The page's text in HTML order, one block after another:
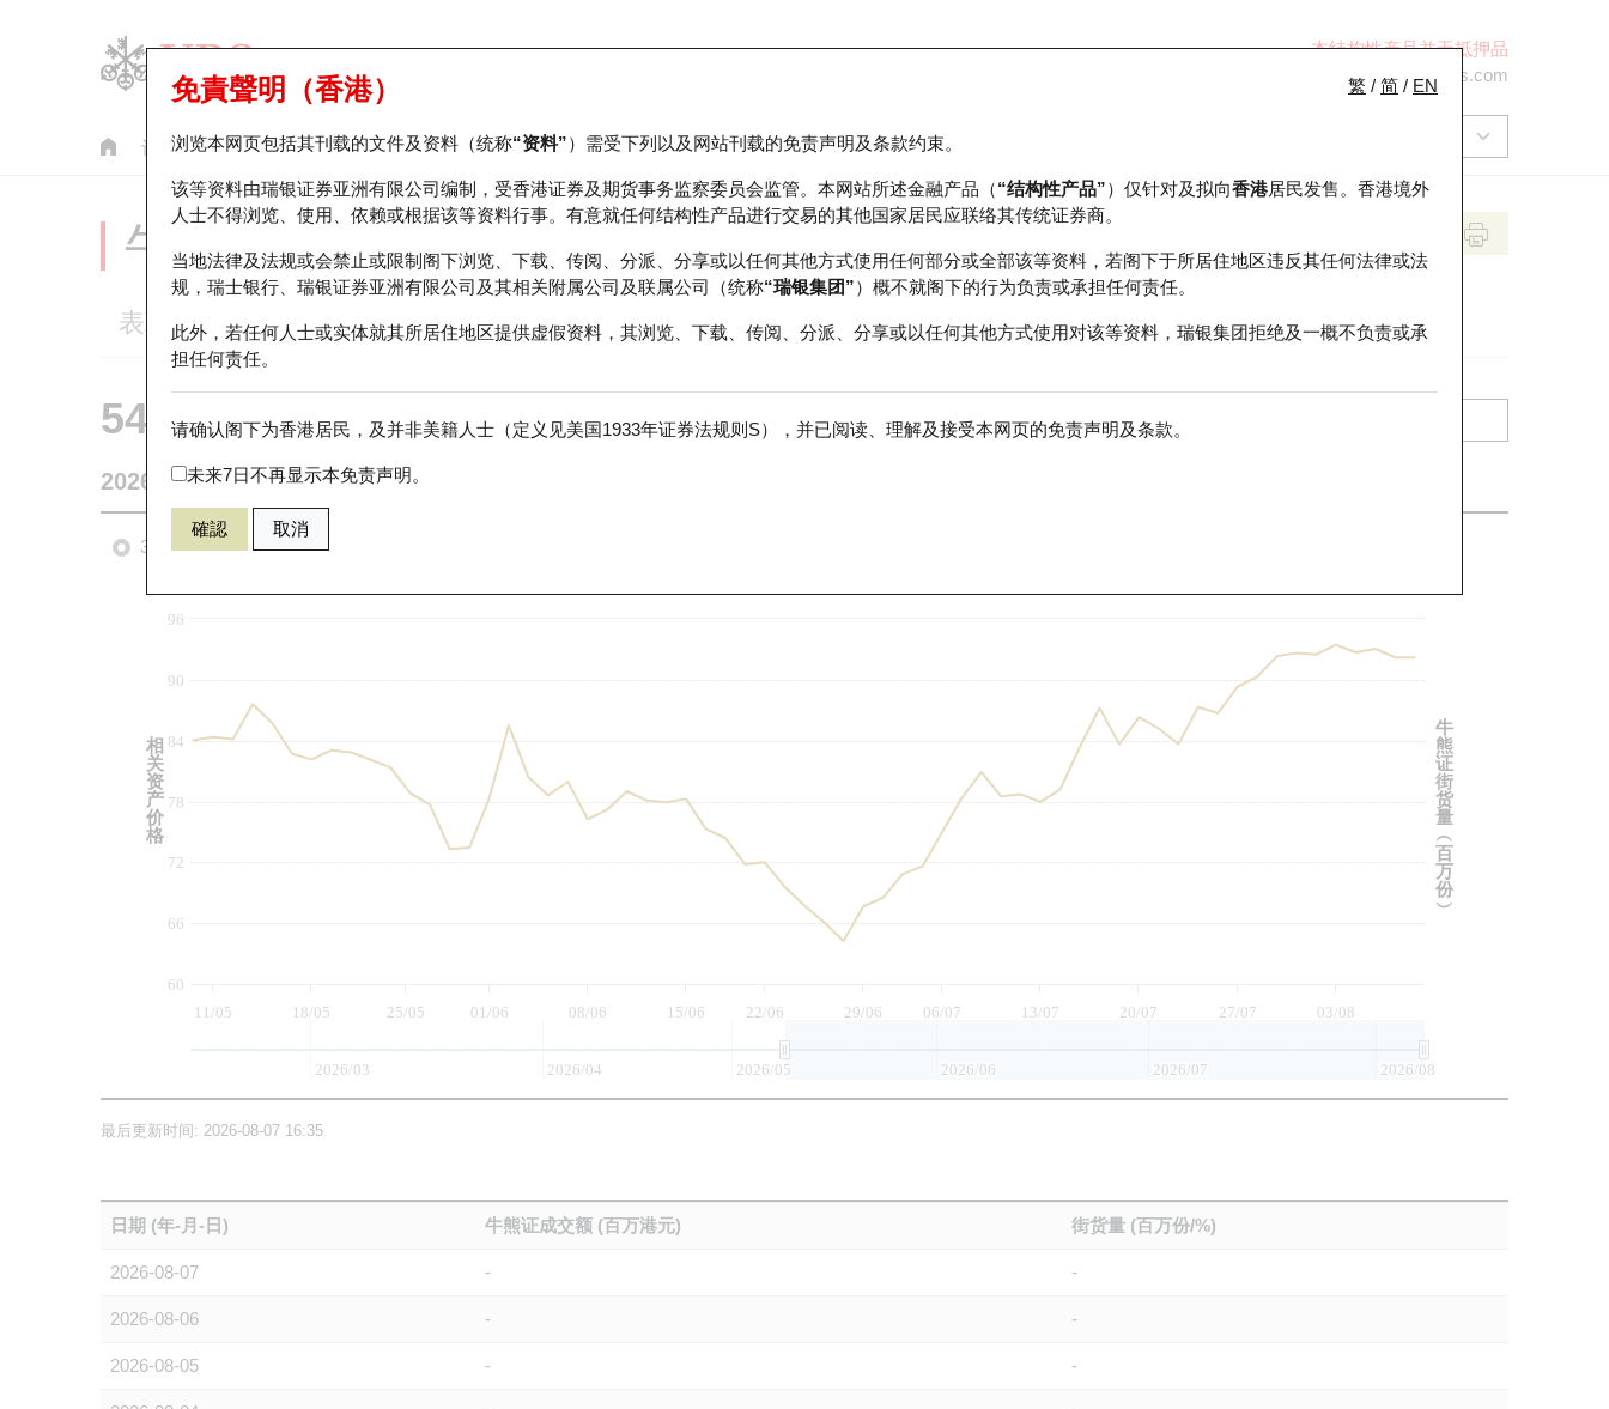
本结构性产品并无抵押品
ol-hkwarrants@ubs.com
认股证 牛熊证 美股指数产品 轮证市场统计 正股数据及市场统计 瑞银轮证教室
繁 / 简 / EN
免責聲明（香港）
浏览本网页包括其刊载的文件及资料（统称“资料”）需受下列以及网站刊载的免责声明及条款约束。
该等资料由瑞银证券亚洲有限公司编制，受香港证券及期货事务监察委员会监管。本网站所述金融产品（“结构性产品”）仅针对及拟向香港居民发售。香港境外
人士不得浏览、使用、依赖或根据该等资料行事。有意就任何结构性产品进行交易的其他国家居民应联络其传统证券商。
当地法律及法规或会禁止或限制阁下浏览、下载、传阅、分派、分享或以任何其他方式使用任何部分或全部该等资料，若阁下于所居住地区违反其任何法律或法
规，瑞士银行、瑞银证券亚洲有限公司及其相关附属公司及联属公司（统称“瑞银集团”）概不就阁下的行为负责或承担任何责任。
此外，若任何人士或实体就其所居住地区提供虚假资料，其浏览、下载、传阅、分派、分享或以任何其他方式使用对该等资料，瑞银集团拒绝及一概不负责或承
担任何责任。
请确认阁下为香港居民，及并非美籍人士（定义见美国1933年证券法规则S），并已阅读、理解及接受本网页的免责声明及条款。
未来7日不再显示本免责声明。
確認 取消
牛熊证分析仪
表现 街货统计 比较
54832 瑞银熊证 3690 美团
2026-08-07 相关资产价格92.2
3个月 6个月
18/05 01/06 15/06 29/06 13/07 27/07
11/05 25/05 08/06 22/06 06/07 20/07 03/08
60
66
72
78
84
90
96
2026/03 2026/04 2026/05 2026/06 2026/07 2026/08
牛
熊
证
街
货
量
︵
百
万
份
︶
相
关
资
产
价
格
最后更新时间: 2026-08-07 16:35
日期 (年-月-日) 牛熊证成交额 (百万港元) 街货量 (百万份/%)
2026-08-07 - -
2026-08-06 - -
2026-08-05 - -